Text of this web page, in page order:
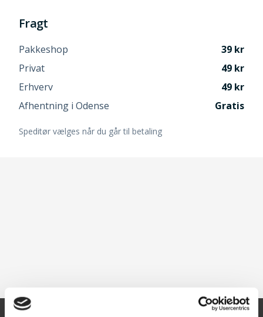
Fragt
Pakkeshop
39
Privat
49
Erhverv
49
Afhentning i Odense
Gratis
Speditør vælges når du går til betaling